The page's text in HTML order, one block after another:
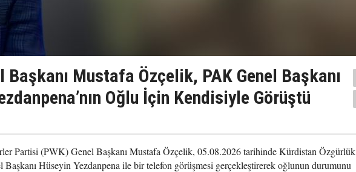
Başkanı Mustafa Özçelik, PAK Genel Başkanı
Oğlu İçin Kendisiyle Görüştü
Partisi (PWK) Genel Başkanı Mustafa Özçelik, 05.08.2026 tarihinde Kürdistan Özgürlük
Hüseyin Yezdanpena ile bir telefon görüşmesi gerçekleştirerek oğlunun durumunu